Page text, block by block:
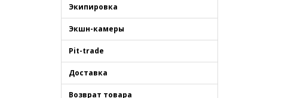
Экипировка
Экшн-камеры
Pit-trade
Доставка
Возврат товара